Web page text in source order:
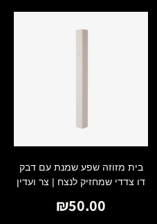
בית מזוזה שפע שמנת עם דבק
דו צדדי שמחזיק לנצח | צר ועדין
₪50.00